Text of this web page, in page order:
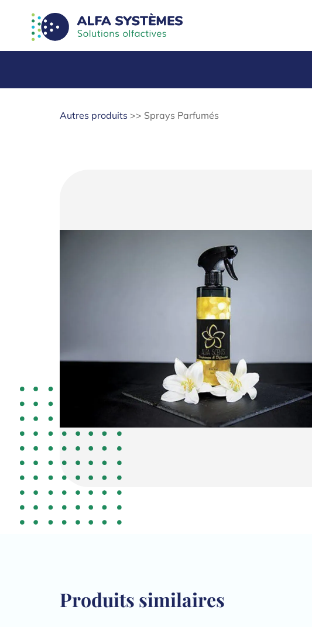
Autres produits >> Sprays Parfumés
Produits similaires